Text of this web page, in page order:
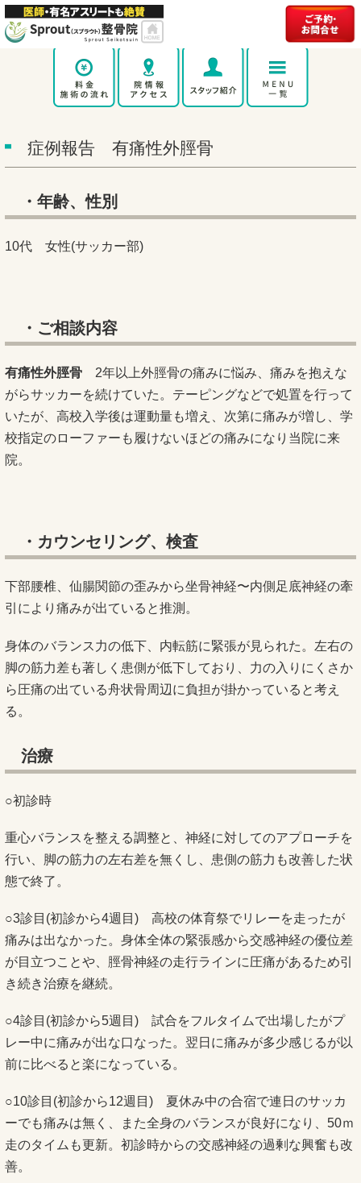
症例報告 有痛性外脛骨
・年齢、性別
10代 女性(サッカー部)
・ご相談内容
有痛性外脛骨 2年以上外脛骨の痛みに悩み、痛みを抱えな
がらサッカーを続けていた。テーピングなどで処置を行って
いたが、高校入学後は運動量も増え、次第に痛みが増し、学
校指定のローファーも履けないほどの痛みになり当院に来
院。
・カウンセリング、検査
下部腰椎、仙腸関節の歪みから坐骨神経〜内側足底神経の牽
引により痛みが出ていると推測。
身体のバランス力の低下、内転筋に緊張が見られた。左右の
脚の筋力差も著しく患側が低下しており、力の入りにくさか
ら圧痛の出ている舟状骨周辺に負担が掛かっていると考え
る。
治療
○初診時
重心バランスを整える調整と、神経に対してのアプローチを
行い、脚の筋力の左右差を無くし、患側の筋力も改善した状
態で終了。
○3診目(初診から4週目) 高校の体育祭でリレーを走ったが
痛みは出なかった。身体全体の緊張感から交感神経の優位差
が目立つことや、脛骨神経の走行ラインに圧痛があるため引
き続き治療を継続。
○4診目(初診から5週目) 試合をフルタイムで出場したがプ
レー中に痛みが出な口なった。翌日に痛みが多少感じるが以
前に比べると楽になっている。
○10診目(初診から12週目) 夏休み中の合宿で連日のサッカ
ーでも痛みは無く、また全身のバランスが良好になり、50ｍ
走のタイムも更新。初診時からの交感神経の過剰な興奮も改
善。